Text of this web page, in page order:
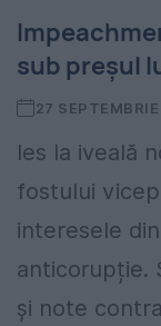
sub preșul
27
Ies la iveală
fostului
interesele
anticorupție.
și note